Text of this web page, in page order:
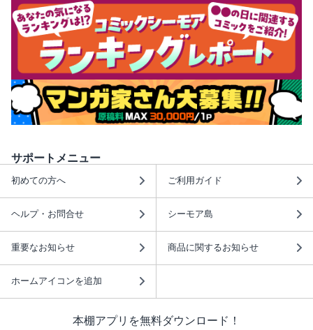
サポートメニュー
初めての方へ ご利用ガイド
ヘルプ・お問合せ シーモア島
重要なお知らせ 商品に関するお知らせ
ホームアイコンを追加
本棚アプリを無料ダウンロード！